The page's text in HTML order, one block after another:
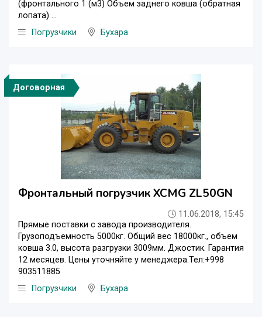
(фронтального 1 (м3) Объем заднего ковша (обратная
лопата) ...
Погрузчики
Бухара
Договорная
Фронтальный погрузчик XCMG ZL50GN
11.06.2018, 15:45
Прямые поставки с завода производителя.
Грузоподъемность 5000кг. Общий вес 18000кг., объем
ковша 3.0, высота разгрузки 3009мм. Джостик. Гарантия
12 месяцев. Цены уточняйте у менеджера.Тел:+998
903511885‬
Погрузчики
Бухара